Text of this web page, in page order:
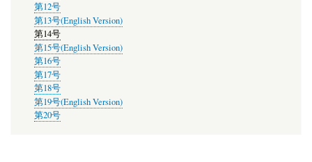
第12号
第13号(English Version)
第14号
第15号(English Version)
第16号
第17号
第18号
第19号(English Version)
第20号